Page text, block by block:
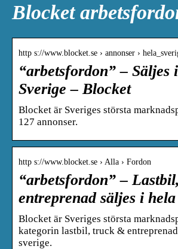
Blocket
http s://www.blocket.se › annonser ›
“arbetsfordon” – Säljes
Sverige – Blocket
Blocket är Sveriges största
127 annonser.
http s://www.blocket.se › Alla › Fordon
“arbetsfordon” –
entreprenad säljes i
Blocket är Sveriges största
kategorin lastbil, truck &
sverige.